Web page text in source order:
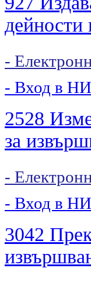
дейности
-
- Вход в
2528
за
-
- Вход в
3042